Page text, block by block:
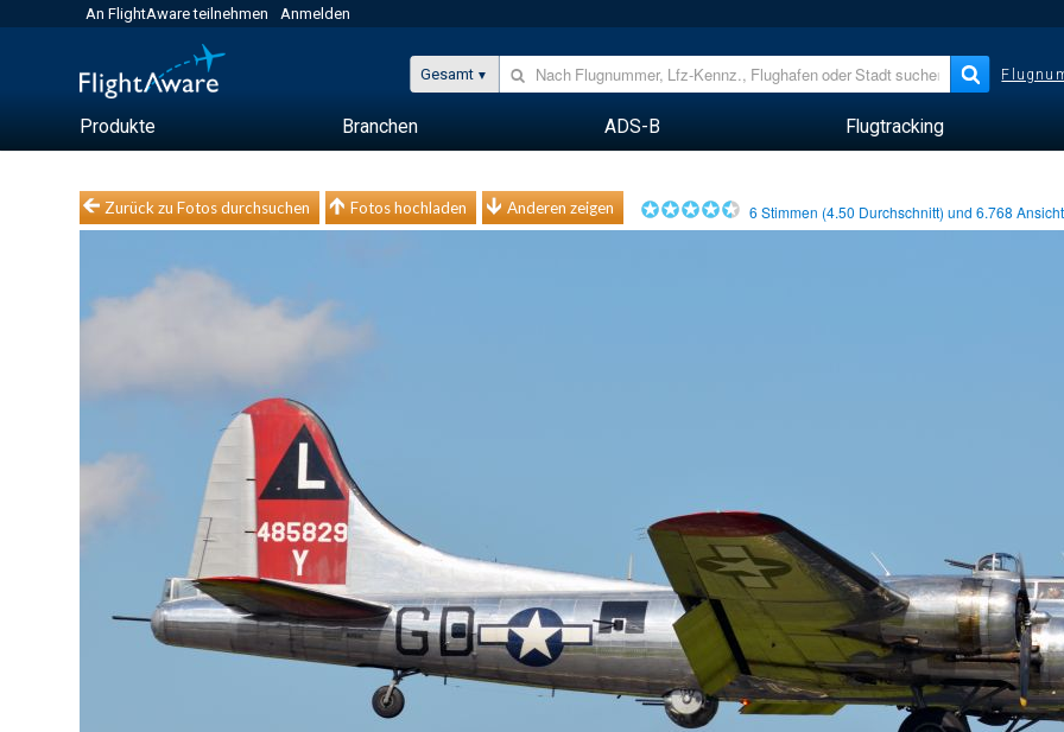
An FlightAware teilnehmen Anmelden
Gesamt
Produkte Branchen ADS-B Flugtracking
Zurück zu Fotos durchsuchen Fotos hochladen Anderen zeigen 6 Stimmen (4.50 Durchschnitt) und6.768